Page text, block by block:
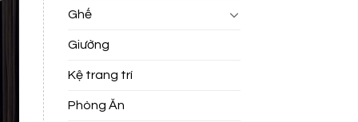
Ghế
Giường
Kệ trang trí
Phòng Ăn